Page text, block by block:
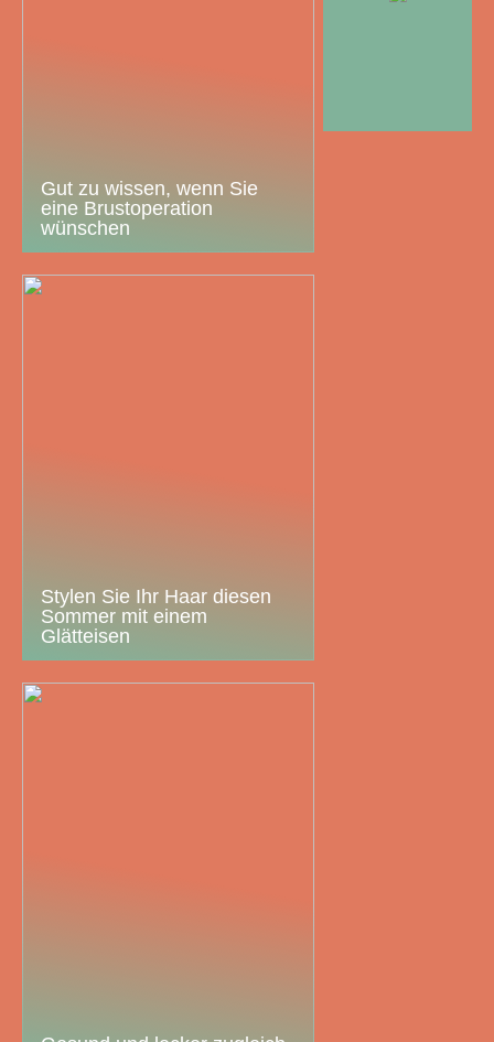
Gut zu wissen, wenn Sie
eine Brustoperation
wünschen
Stylen Sie Ihr Haar diesen
Sommer mit einem
Glätteisen